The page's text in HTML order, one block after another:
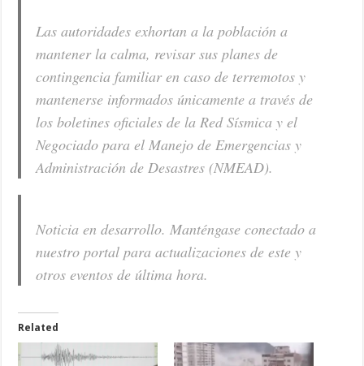
Las autoridades exhortan a la población a
mantener la calma, revisar sus planes de
contingencia familiar en caso de terremotos y
mantenerse informados únicamente a través de
los boletines oficiales de la Red Sísmica y el
Negociado para el Manejo de Emergencias y
Administración de Desastres (NMEAD).
Noticia en desarrollo. Manténgase conectado a
nuestro portal para actualizaciones de este y
otros eventos de última hora.
Related